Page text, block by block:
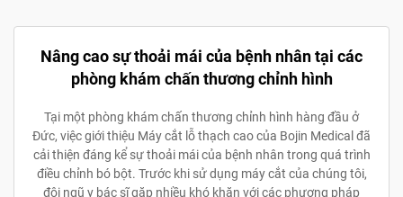
Nâng cao sự thoải mái của bệnh nhân tại các
phòng khám chấn thương chỉnh hình
Tại một phòng khám chấn thương chỉnh hình hàng đầu ở
Đức, việc giới thiệu Máy cắt lỗ thạch cao của Bojin Medical đã
cải thiện đáng kể sự thoải mái của bệnh nhân trong quá trình
điều chỉnh bó bột. Trước khi sử dụng máy cắt của chúng tôi,
đội ngũ y bác sĩ gặp nhiều khó khăn với các phương pháp